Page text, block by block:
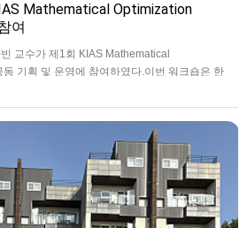
Mathematical Optimization
여
교수가 제1회 KIAS Mathematical
기획 및 운영에 참여하였다.이번 워크숍은 한